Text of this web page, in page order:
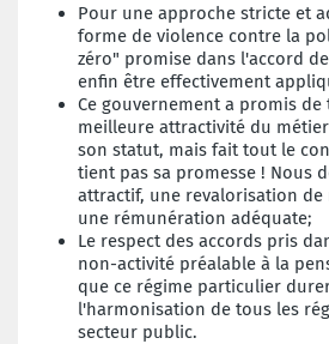
Pour une approche stricte et
forme de violence contre la
zéro" promise dans l'accord
enfin être effectivement
Ce gouvernement a promis
meilleure attractivité du
son statut, mais fait tout le
tient pas sa promesse ! Nous
attractif, une revalorisation de
une rémunération adéquate;
Le respect des accords pris
non-activité préalable à la
que ce régime particulier
l'harmonisation de tous les
secteur public.